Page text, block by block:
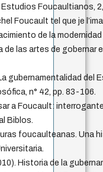
Foucaultianos,
Foucault tel que je
de la
las artes de gobernar
gubernamentalidad del
n° 42, pp. 83-106.
a Foucault:
Biblos.
foucaulteanas. Una
Historia de la